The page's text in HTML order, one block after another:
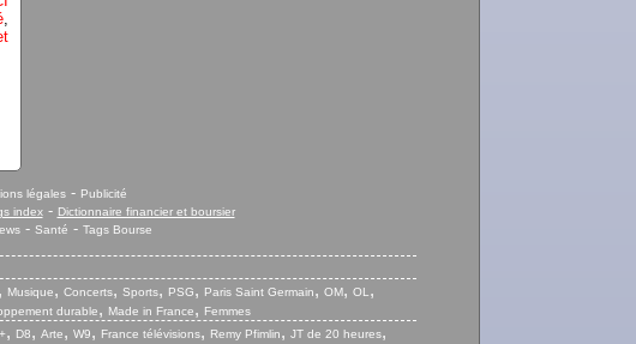
légales- Publicité
index- Dictionnaire financier et boursier
- Santé - Tags Bourse
, Musique, Concerts, Sports, PSG, Paris Saint Germain, OM, OL ,
durable, Made in France, Femmes
, D8, Arte, W9, France télévisions, Remy Pfimlin, JT de 20 heures,